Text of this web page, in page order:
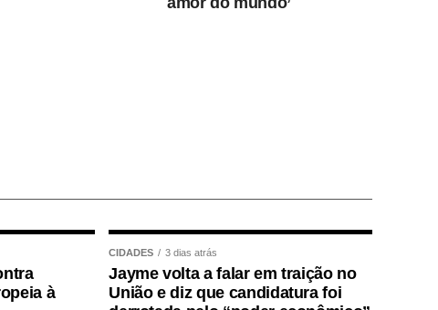
à
CIDADES 3 dias atrás
Jayme volta a falar em traição no
União e diz que candidatura foi